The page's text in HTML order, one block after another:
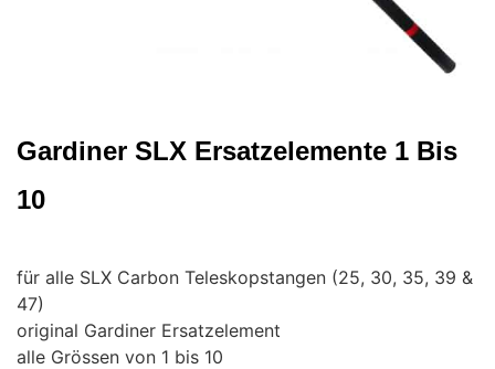
Gardiner SLX Ersatzelemente 1 Bis
10
für alle SLX Carbon Teleskopstangen (25, 30, 35, 39 &
47)
original Gardiner Ersatzelement
alle Grössen von 1 bis 10